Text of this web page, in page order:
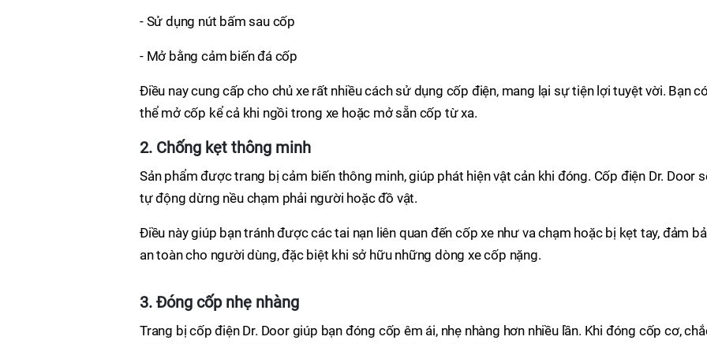
- Sử dụng nút bấm sau cốp
- Mở bằng cảm biến đá cốp
Điều nay cung cấp cho chủ xe rất nhiều cách sử dụng cốp điện, mang lại sự tiện lợi tuyệt vời. Bạn
thể mở cốp kể cả khi ngồi trong xe hoặc mở sẵn cốp từ xa.
2. Chống kẹt thông minh
Sản phẩm được trang bị cảm biến thông minh, giúp phát hiện vật cản khi đóng. Cốp điện Dr. Door
tự động dừng nều chạm phải người hoặc đồ vật.
Điều này giúp bạn tránh được các tai nạn liên quan đến cốp xe như va chạm hoặc bị kẹt tay, đảm
an toàn cho người dùng, đặc biệt khi sở hữu những dòng xe cốp nặng.
3. Đóng cốp nhẹ nhàng
Trang bị cốp điện Dr. Door giúp bạn đóng cốp êm ái, nhẹ nhàng hơn nhiều lần. Khi đóng cốp cơ,